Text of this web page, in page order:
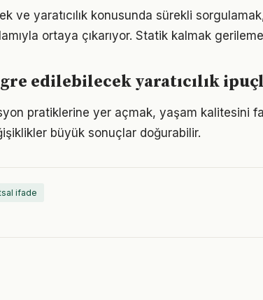
ve yaratıcılık konusunda sürekli
ortaya çıkarıyor. Statik kalmak
edilebilecek yaratıcılık
pratiklerine yer açmak, yaşam kalitesini
büyük sonuçlar doğurabilir.
ifade